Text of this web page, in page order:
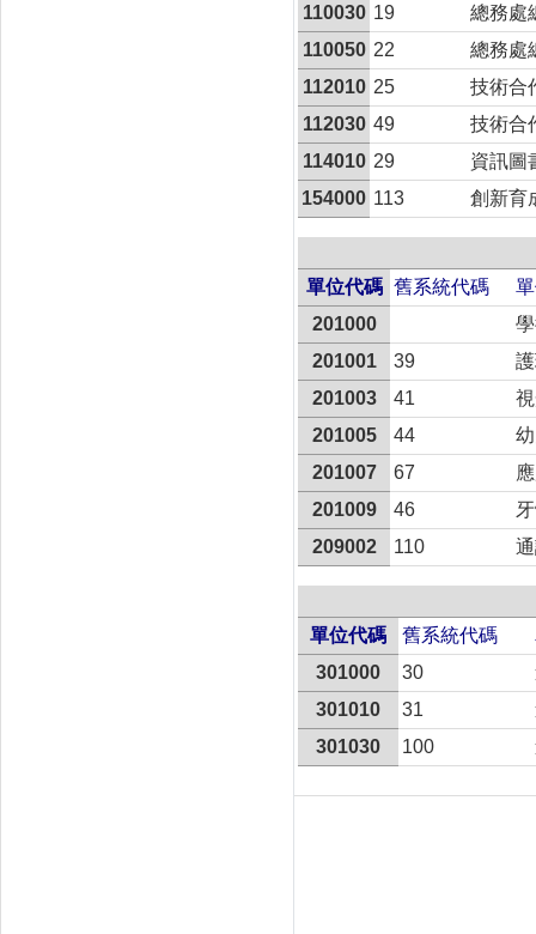
110030 19
總務處
110050 22
總務處
112010 25
技術合
112030 49
技術合
114010 29
資訊圖
154000 113 創新育
單位代碼 舊系統代碼
201000
201001
39
201003
41
201005
44
201007
67
201009
46
209002
110
單位代碼 舊系統代碼
301000
30
301010
31
301030
100